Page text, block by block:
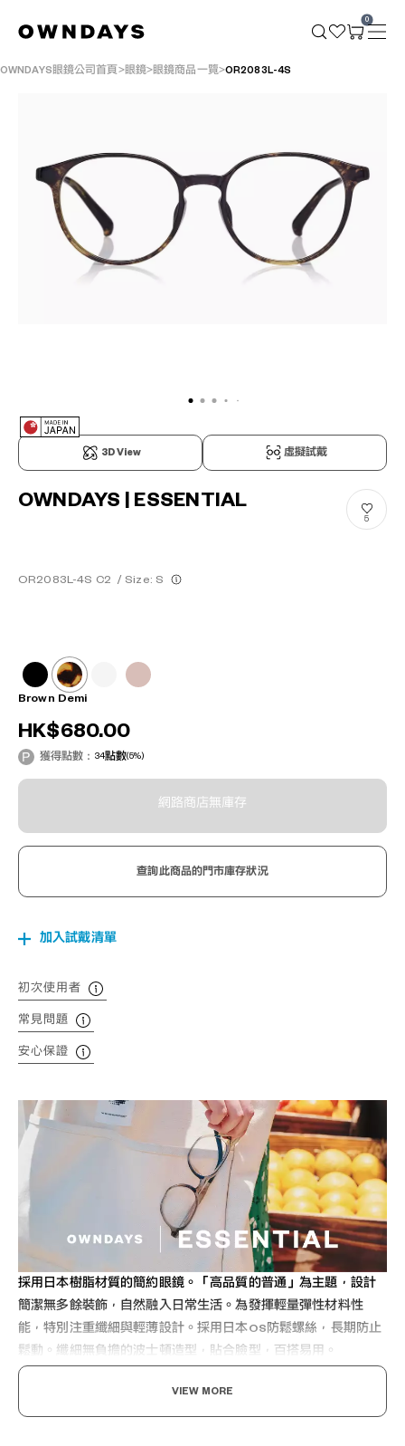
0
OWNDAYS眼鏡公司首頁 眼鏡 眼鏡商品一覽 OR2083L-4S
3D View 虛擬試戴
OWNDAYS | ESSENTIAL
OR2083L-4S C2 / Size: S
5
Brown Demi
HK$680.00
獲得點數： 34點數(5%)
網路商店無庫存
查詢此商品的門市庫存狀況
加入試戴清單
初次使用者
常見問題
安心保證
採用日本樹脂材質的簡約眼鏡。「高品質的普通」為主題，設計
簡潔無多餘裝飾，自然融入日常生活。為發揮輕量彈性材料性
能，特別注重纖細與輕薄設計。採用日本OS防鬆螺絲，長期防止
鬆動。纖細無負擔的波士頓造型，貼合臉型，百搭易用。
VIEW MORE